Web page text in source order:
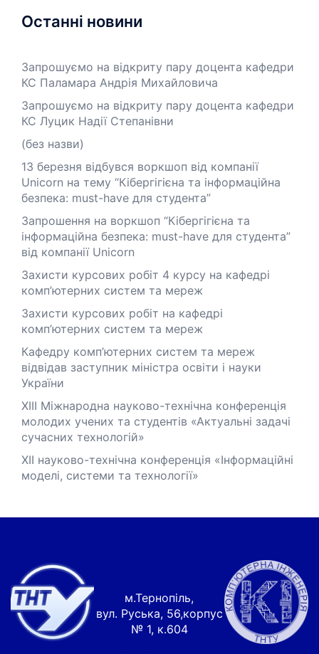
Останні новини
Запрошуємо на відкриту пару доцента кафедри
КС Паламара Андрія Михайловича
Запрошуємо на відкриту пару доцента кафедри
КС Луцик Надії Степанівни
(без назви)
13 березня відбувся воркшоп від компанії
Unicorn на тему “Кібергігієна та інформаційна
безпека: must-have для студента”
Запрошення на воркшоп “Кібергігієна та
інформаційна безпека: must-have для студента”
від компанії Unicorn
Захисти курсових робіт 4 курсу на кафедрі
комп’ютерних систем та мереж
Захисти курсових робіт на кафедрі
комп’ютерних систем та мереж
Кафедру комп’ютерних систем та мереж
відвідав заступник міністра освіти і науки
України
XІІІ Міжнародна науково-технічна конференція
молодих учених та студентів «Актуальні задачі
сучасних технологій»
XІІ науково-технічна конференція «Інформаційні
моделі, системи та технології»
м.Тернопіль,
вул. Руська, 56,корпус
№ 1, к.604